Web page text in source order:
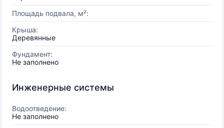
Площадь подвала, м²:
Крыша:
Деревянные
Фундамент:
Не заполнено
Инженерные системы
Водоотведение:
Не заполнено